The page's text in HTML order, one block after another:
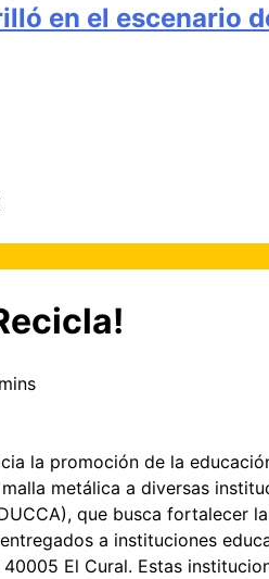
en el escenario
la promoción de la
metálica a diversas
que busca fortalecer
a instituciones
40005 El Cural. Estas